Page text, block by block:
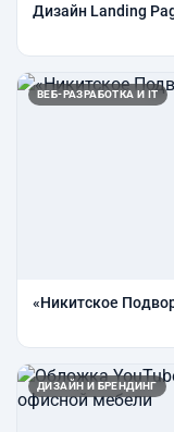
Дизайн Landing
ВЕБ-РАЗРАБОТКА И IT
«Никитское
ДИЗАЙН И БРЕНДИНГ